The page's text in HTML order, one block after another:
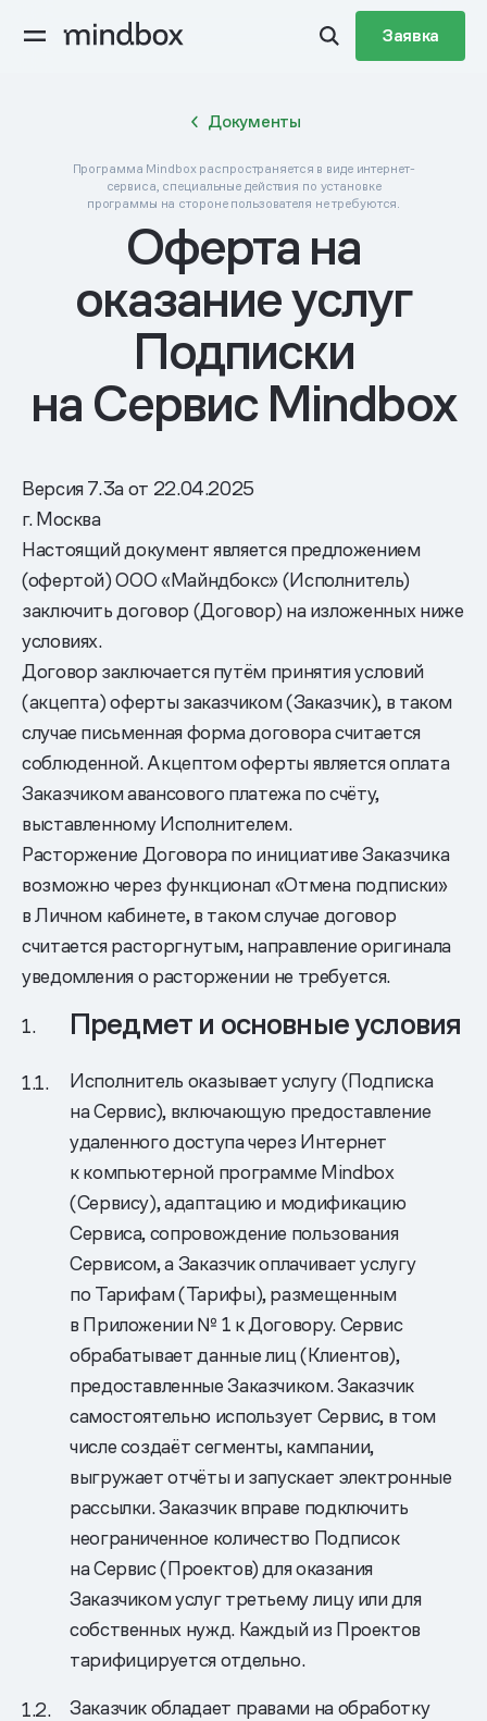
Заявка
Документы
Программа Mindbox распространяется в виде интернет-
сервиса, специальные действия по установке
программы на стороне пользователя не требуются.
Оферта‌ ‌на‌
‌оказание‌ ‌услуг‌
‌Подписки‌
‌на‌ Сервис Mindbox
Версия 7.3а от 22.04.2025
г. Москва
Настоящий документ является предложением
(офертой) ООО «Майндбокс» (Исполнитель)
заключить договор (Договор) на изложенных ниже
условиях.
Договор заключается путём принятия условий
(акцепта) оферты заказчиком (Заказчик), в таком
случае письменная форма договора считается
соблюденной. Акцептом оферты является оплата
Заказчиком авансового платежа по счёту,
выставленному Исполнителем.
Расторжение Договора по инициативе Заказчика
возможно через функционал «Отмена подписки»
в Личном кабинете, в таком случае договор
считается расторгнутым, направление оригинала
уведомления о расторжении не требуется.
Предмет и основные условия
Исполнитель оказывает услугу (Подписка
на Сервис), включающую предоставление
удаленного доступа через Интернет
к компьютерной программе Mindbox
(Сервису), адаптацию и модификацию
Сервиса, сопровождение пользования
Сервисом, а Заказчик оплачивает услугу
по Тарифам (Тарифы), размещенным
в Приложении № 1 к Договору. Сервис
обрабатывает данные лиц (Клиентов),
предоставленные Заказчиком. Заказчик
самостоятельно использует Сервис, в том
числе создаёт сегменты, кампании,
выгружает отчёты и запускает электронные
рассылки. Заказчик вправе подключить
неограниченное количество Подписок
на Сервис (Проектов) для оказания
Заказчиком услуг третьему лицу или для
собственных нужд. Каждый из Проектов
тарифицируется отдельно.
Заказчик обладает правами на обработку